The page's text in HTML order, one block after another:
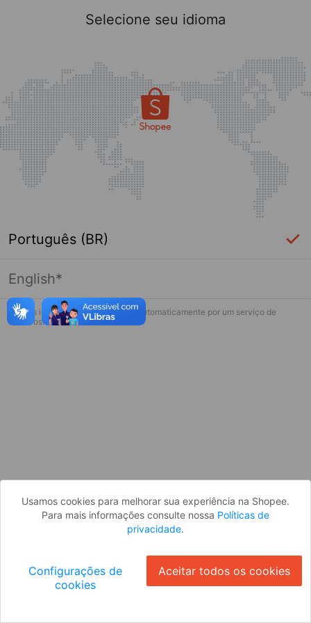
Página indisponível
Desculpe, algo deu errado. Faça login
Selecione seu idioma
Português (BR)
English*
* Esses idiomas serão traduzidos automaticamente por um serviço de
terceiros.
Usamos cookies para melhorar sua experiência na Shopee.
Para mais informações consulte nossa Políticas de
privacidade.
Configurações de
cookies
Aceitar todos os cookies